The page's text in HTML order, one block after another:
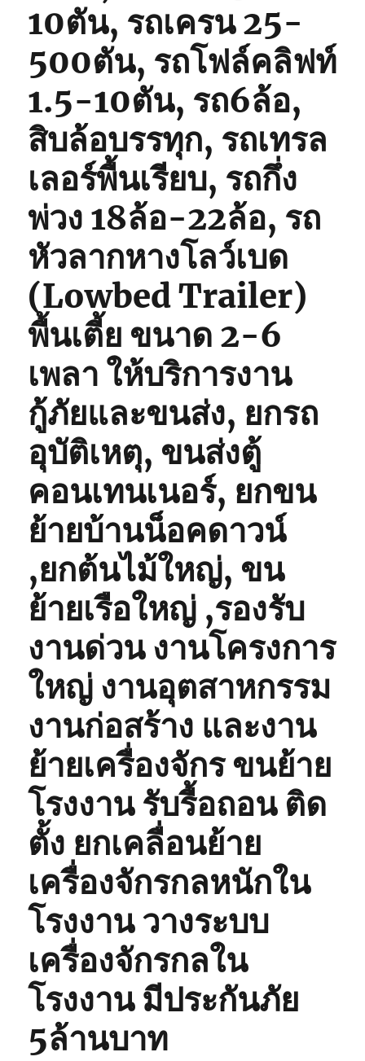
10ตัน, รถเครน 25-
500ตัน, รถโฟล์คลิฟท์
1.5-10ตัน, รถ6ล้อ,
สิบล้อบรรทุก, รถเทรล
เลอร์พื้นเรียบ, รถกึ่ง
พ่วง 18ล้อ-22ล้อ, รถ
หัวลากหางโลว์เบด
(Lowbed Trailer)
พื้นเตี้ย ขนาด 2-6
เพลา ให้บริการงาน
กู้ภัยและขนส่ง, ยกรถ
อุบัติเหตุ, ขนส่งตู้
คอนเทนเนอร์, ยกขน
ย้ายบ้านน็อคดาวน์
,ยกต้นไม้ใหญ่, ขน
ย้ายเรือใหญ่ ,รองรับ
งานด่วน งานโครงการ
ใหญ่ งานอุตสาหกรรม
งานก่อสร้าง และงาน
ย้ายเครื่องจักร ขนย้าย
โรงงาน รับรื้อถอน ติด
ตั้ง ยกเคลื่อนย้าย
เครื่องจักรกลหนักใน
โรงงาน วางระบบ
เครื่องจักรกลใน
โรงงาน มีประกันภัย
5ล้านบาท